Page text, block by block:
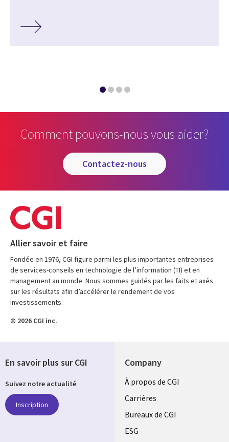
Comment pouvons-nous vous aider?
contactez-nous
Allier savoir et faire
Fondée en 1976, CGI figure parmi les plus importantes entreprises
de services-conseils en technologie de l’information (TI) et en
management au monde. Nous sommes guidés par les faits et axés
sur les résultats afin d’accélérer le rendement de vos
investissements.
© 2026 CGI inc.
Company
Useful
links
CANADA
FR
À propos de CGI
Carrières
Bureaux de CGI
ESG
En savoir plus sur CGI
Suivez notre actualité
Inscription